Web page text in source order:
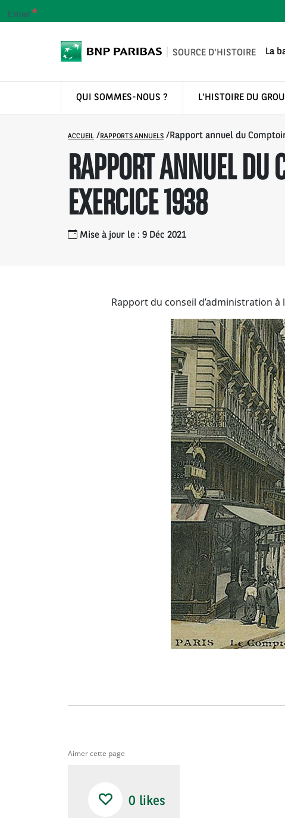
SOURCE D'HISTOIRE La
QUI SOMMES-NOUS ? L'HISTOIRE DU
ACCUEIL /RAPPORTS ANNUELS /Rapport annuel du
RAPPORT ANNUEL DU
EXERCICE 1938
Mise à jour le : 9 Déc 2021
Rapport du conseil d’administration à
Aimer cette page
0 likes
Email *